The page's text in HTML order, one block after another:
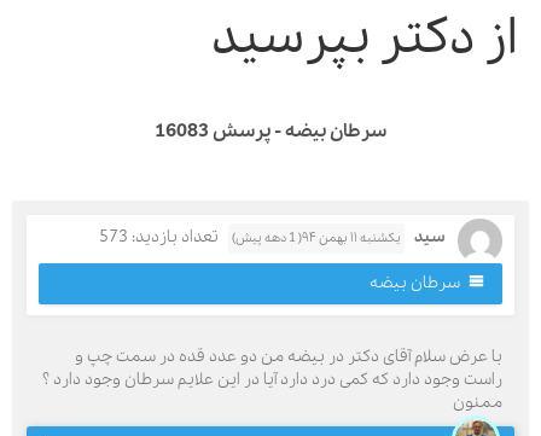
دکتر بپرسید
سرطان بیضه - پرسش 16083
سید یکشنبه ۱۱ بهمن ۹۴( 1 دهه پیش)
تعداد بازدید: 573
سرطان بیضه
عرض سلام آقای دکتر در بیضه من دو عدد قده در سمت چپ و
وجود دارد که کمی درد دارد آیا در این علایم سرطان وجود دارد ؟